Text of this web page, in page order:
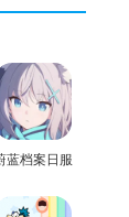
蓝档案日服